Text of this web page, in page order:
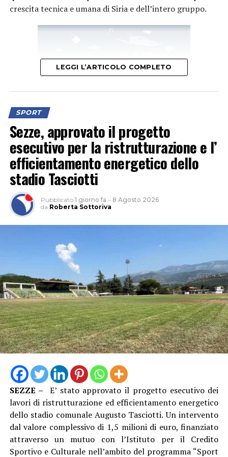
crescita tecnica e umana di Siria e dell’intero gruppo.
La società sportiva che negli anni si è fatta notare come
una delle più titolate d’Italia con podi in ogni fascia
d’età e categoria, sia nei campionati federali che
promozionali, parla oggi di un “risultato storico e senza
precedenti per la comunità apriliana: mai nessun atleta,
in alcuna disciplina sportiva, era riuscito a raggiungere
“Vestire la maglia azzurra e conquistare il pass per un
Campionato Europeo è un sogno che diventa realtà, un
coronamento incredibile per il lavoro svolto ogni
singolo giorno in palestra dal nostro staff e dalla nostra
atleta – dichiara il Presidente Ing. Riccardo Palumbo –
LEGGI L’ARTICOLO COMPLETO
SPORT
Sezze, approvato il progetto
esecutivo per la ristrutturazione e l’
efficientamento energetico dello
stadio Tasciotti
Pubblicato 1 giorno fa – 8 Agosto 2026
da Roberta Sottoriva
SEZZE –
E’ stato approvato il progetto esecutivo dei
lavori di ristrutturazione ed efficientamento energetico
dello stadio comunale Augusto Tasciotti. Un intervento
dal valore complessivo di 1,5 milioni di euro, finanziato
attraverso un mutuo con l’Istituto per il Credito
Sportivo e Culturale nell’ambito del programma “Sport